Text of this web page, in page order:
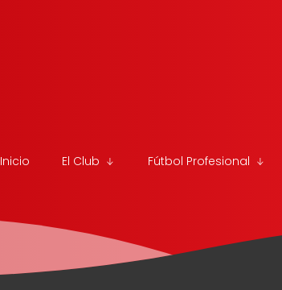
Inicio El Club Fútbol Profesional